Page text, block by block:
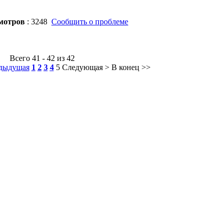
: 3248 Сообщить о проблеме
Всего 41 - 42 из 42
1 2 3 4 5 Следующая > В конец >>